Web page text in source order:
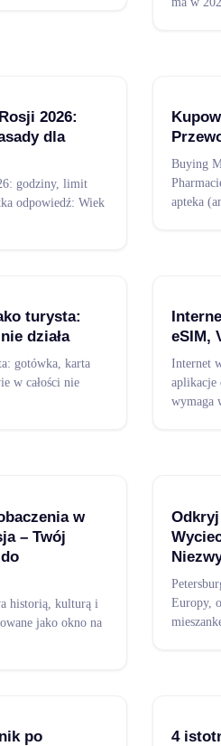
2026:
dla
godziny, limit
odpowiedź: Wiek
Buying
apteka
turysta:
działa
gotówka, karta
w całości nie
eSIM,
Internet
aplikacje
wymaga
w
– Twój
historią, kulturą i
jako okno na
Europy,
po
4